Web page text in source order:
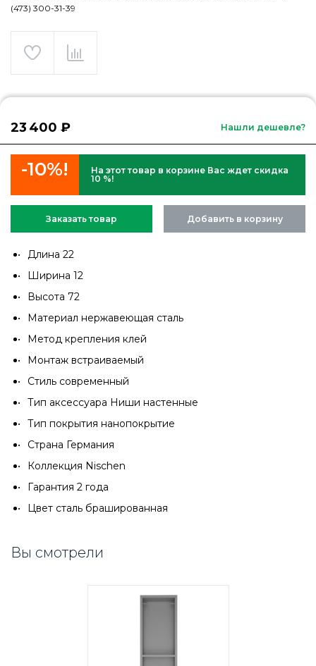
(473) 300-31-39
23 400 ₽ Нашли дешевле?
-10%!
На этот товар в корзине Вас ждет скидка
10 %!
Заказать товар Добавить в корзину
Длина 22
Ширина 12
Высота 72
Материал нержавеющая сталь
Метод крепления клей
Монтаж встраиваемый
Стиль современный
Тип аксессуара Ниши настенные
Тип покрытия нанопокрытие
Страна Германия
Коллекция Nischen
Гарантия 2 года
Цвет сталь брашированная
Вы смотрели